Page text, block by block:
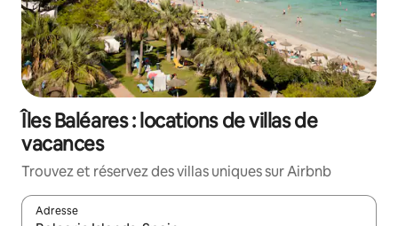
Îles Baléares : locations de villas de
vacances
Trouvez et réservez des villas uniques sur Airbnb
Adresse